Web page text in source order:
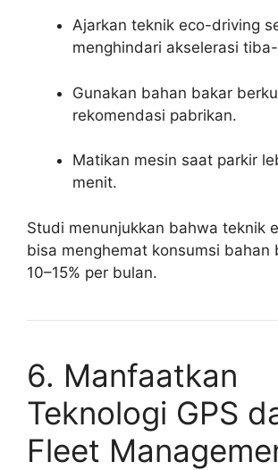
Ajarkan teknik eco-driving
menghindari akselerasi
Gunakan bahan bakar
rekomendasi pabrikan.
Matikan mesin saat parkir
menit.
Studi menunjukkan bahwa teknik
bisa menghemat konsumsi bahan
10–15% per bulan.
6. Manfaatkan
Teknologi GPS
Fleet